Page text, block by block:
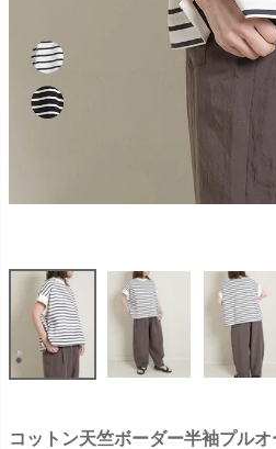
コットン天竺ボーダー半袖